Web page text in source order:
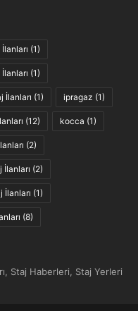
(1)
(1)
İlanları (1) ipragaz (1)
(12) kocca (1)
(2)
İlanları (2)
İlanları (1)
(8)
Staj Haberleri, Staj Yerleri